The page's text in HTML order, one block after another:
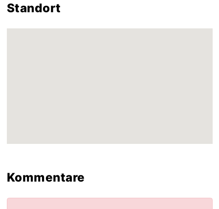
Standort
Kommentare